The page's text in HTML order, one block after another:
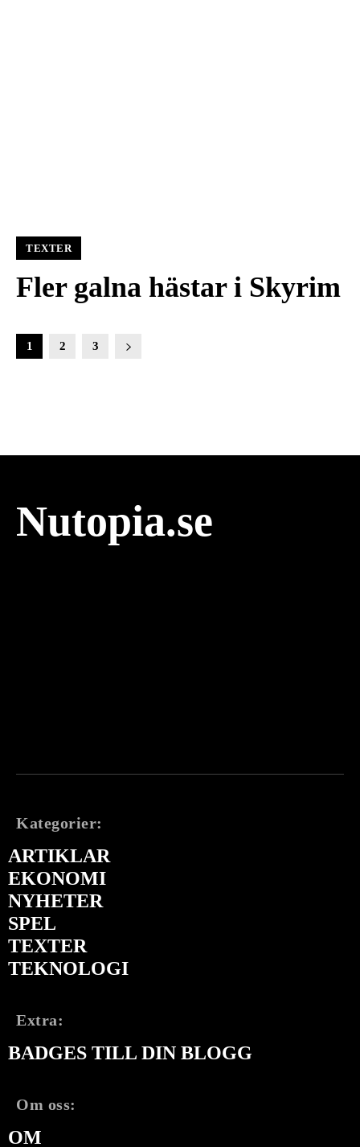
TEXTER
Fler galna hästar i Skyrim
1 2 3
Nutopia.se
Kategorier:
ARTIKLAR
EKONOMI
NYHETER
SPEL
TEXTER
TEKNOLOGI
Extra:
BADGES TILL DIN BLOGG
Om oss:
OM